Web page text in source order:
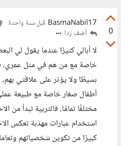
0
BasmaNabil17 قبل سنة واحدة
أضف ردا
لا أبالي كثيرًا عندما يقول
خاصة مع من هم في مثل عمري،
بسيطًا ولا يؤثر على علاقتي
أطفال صغار خاصة مع طبيعة
مختلفًا تمامًا، فالتربية تبدأ من
استخدام عبارات مهذبة تعكس
كبيرًا من تكوين شخصياتهم